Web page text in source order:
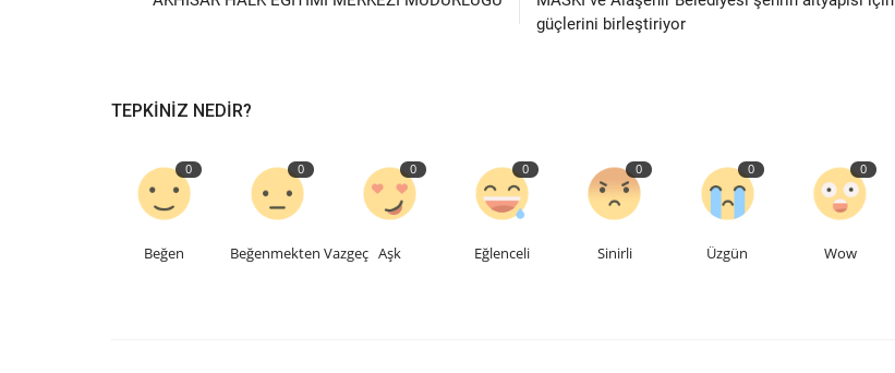
güçlerini birleştiriyor
TEPKINIZ NEDIR?
0
Beğen
0
Beğenmekten Vazgeç
0
Aşk
0
Eğlenceli
0
Sinirli
0
Üzgün
0
Wow